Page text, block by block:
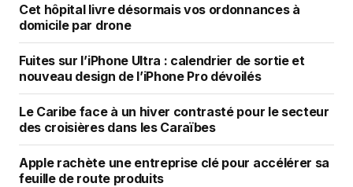
Cet hôpital livre désormais vos ordonnances à
domicile par drone
Fuites sur l’iPhone Ultra : calendrier de sortie et
nouveau design de l’iPhone Pro dévoilés
Le Caribe face à un hiver contrasté pour le secteur
des croisières dans les Caraïbes
Apple rachète une entreprise clé pour accélérer sa
feuille de route produits